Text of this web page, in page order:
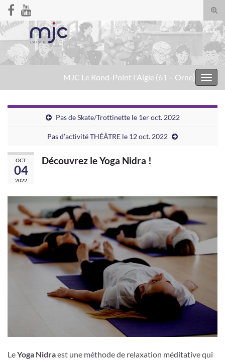
Search for:
MJC Le Rond-Point l'Aigle (61 – Orne)
Pas de Skate/Trottinette le 1er oct. 2022
Pas d’activité THÉÂTRE le 12 oct. 2022
OCT
04
2022
Découvrez le Yoga Nidra !
LeYoga Nidraest une méthode de relaxation méditative qui